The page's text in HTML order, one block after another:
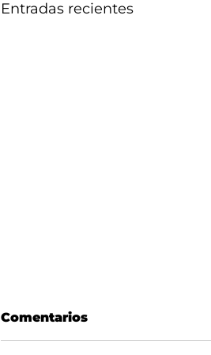
Entradas recientes
Comentarios